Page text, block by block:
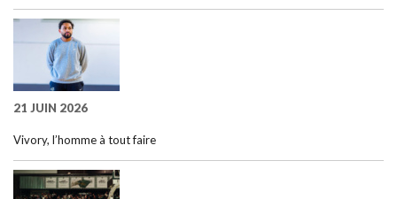
21 JUIN 2026
Vivory, l’homme à tout faire